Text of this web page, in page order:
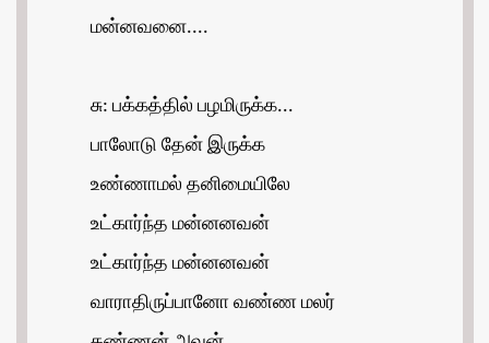
மன்னவனை....
சு: பக்கத்தில் பழமிருக்க...
பாலோடு தேன் இருக்க
உண்ணாமல் தனிமையிலே
உட்கார்ந்த மன்னனவன்
உட்கார்ந்த மன்னனவன்
வாராதிருப்பானோ வண்ண மலர்